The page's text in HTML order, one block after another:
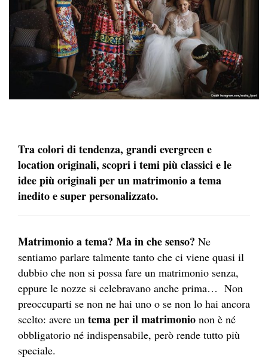
Tra colori di tendenza, grandi evergreen e
location originali, scopri i temi più classici e le
idee più originali per un matrimonio a tema
inedito e super personalizzato.
Matrimonio a tema? Ma in che senso? Ne
sentiamo parlare talmente tanto che ci viene quasi il
dubbio che non si possa fare un matrimonio senza,
eppure le nozze si celebravano anche prima… Non
preoccuparti se non ne hai uno o se non lo hai ancora
scelto: avere un tema per il matrimonio non è né
obbligatorio né indispensabile, però rende tutto più
speciale.